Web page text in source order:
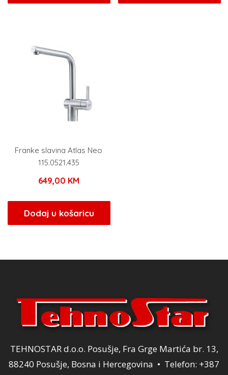
Franke slavina Atlas Neo
115.0521.435
649,00 KM
Dodaj u košaricu
TEHNOSTAR d.o.o. Posušje, Fra Grge Martića br. 13,
88240 Posušje, Bosna i Hercegovina • Telefon: +387